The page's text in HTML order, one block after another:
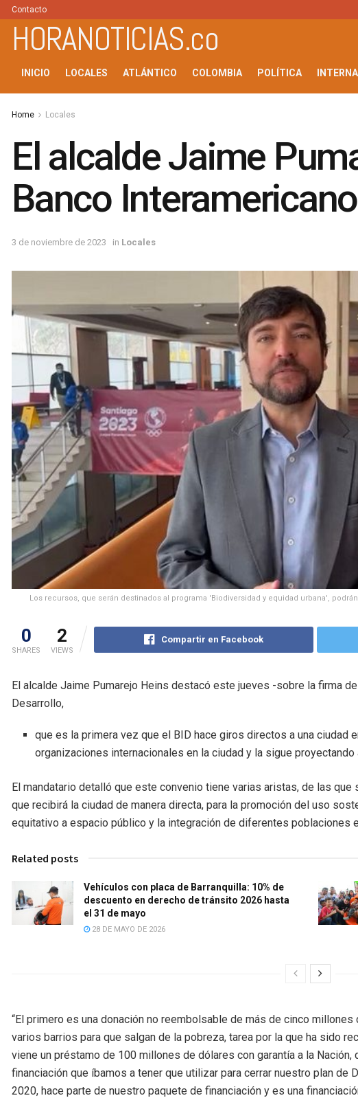
Contacto
HORANOTICIAS.co
INICIO LOCALES ATLÁNTICO COLOMBIA POLÍTICA
Home Locales
El alcalde Jaime
Banco
3 de noviembre de 2023 in Locales
Los recursos, que serán destinados al programa 'Biodiversidad y equidad urbana',
0
SHARES
2
VIEWS
Compartir en Facebook
El alcalde Jaime Pumarejo Heins destacó este jueves -sobre la firma
Desarrollo,
que es la primera vez que el BID hace giros directos a una ciudad
organizaciones internacionales en la ciudad y la sigue proyectando
El mandatario detalló que este convenio tiene varias aristas, de las
que recibirá la ciudad de manera directa, para la promoción del uso
equitativo a espacio público y la integración de diferentes poblaciones
Related posts
Vehículos con placa de Barranquilla: 10% de
descuento en derecho de tránsito 2026 hasta
el 31 de mayo
28 DE MAYO DE 2026
“El primero es una donación no reembolsable de más de cinco
varios barrios para que salgan de la pobreza, tarea por la que ha sido
viene un préstamo de 100 millones de dólares con garantía a la
financiación que íbamos a tener que utilizar para cerrar nuestro plan
2020, hace parte de nuestro paquete de financiación y es una